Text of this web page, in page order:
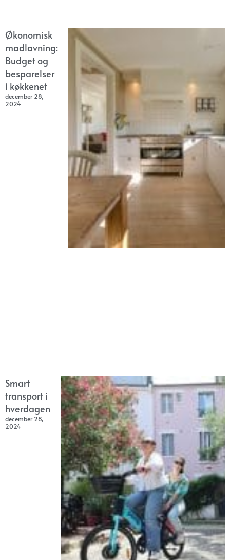
Økonomisk
madlavning:
Budget og
besparelser
i køkkenet
december 28,
2024
Smart
transport i
hverdagen
december 28,
2024